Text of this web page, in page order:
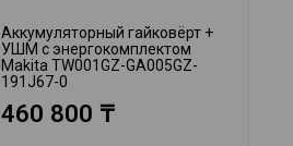
Аккумуляторный гайковёрт +
УШМ с энергокомплектом
Makita TW001GZ-GA005GZ-
191J67-0
460 800 ₸